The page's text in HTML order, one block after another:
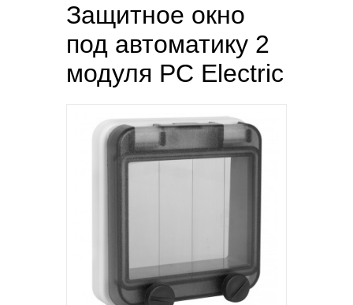
Защитное окно
под автоматику 2
модуля PC Electric